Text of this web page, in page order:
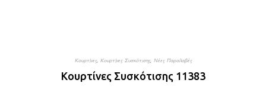
Κουρτίνες, Κουρτίνες Συσκότισης, Νέες Παραλαβές
Κουρτίνες Συσκότισης 11383